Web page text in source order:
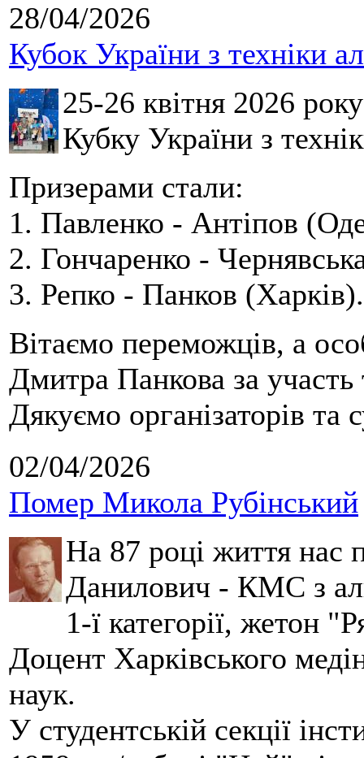
28/04/2026
Кубок України з техніки
25-26 квітня 2026
Кубку України з
Призерами стали:
1. Павленко - Антіпов
2. Гончаренко -
3. Репко - Панков (Харків).
Вітаємо переможців, а
Дмитра Панкова за
Дякуємо організаторів та
02/04/2026
Помер Микола Рубінський
На 87 році життя нас
Данилович - КМС з
1-ї категорії, жетон
Доцент Харківського
наук.
У студентській секції